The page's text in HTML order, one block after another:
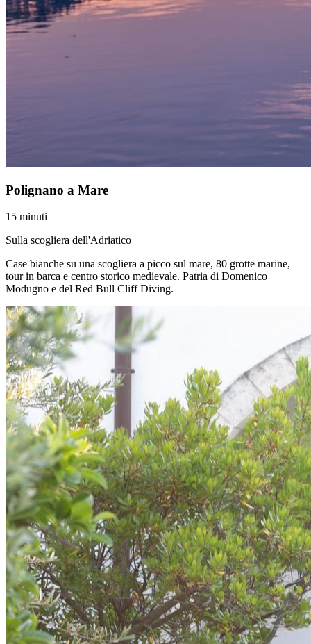
Polignano a Mare
15 minuti
Sulla scogliera dell'Adriatico
Case bianche su una scogliera a picco sul mare, 80 grotte marine,
tour in barca e centro storico medievale. Patria di Domenico
Modugno e del Red Bull Cliff Diving.